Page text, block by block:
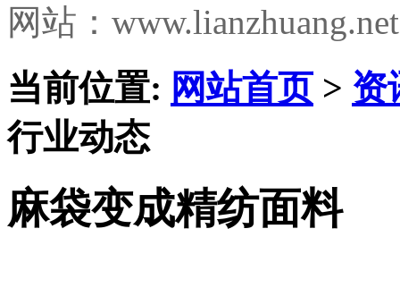
网站：www.lianzhuang.net
当前位置: 网站首页> 资
行业动态
麻袋变成精纺面料